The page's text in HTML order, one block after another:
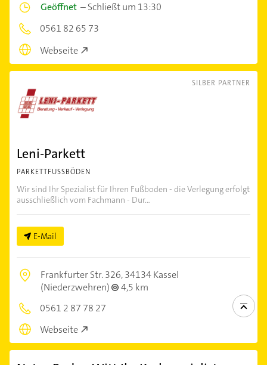
Geöffnet –Schließt um 13:30
0561 82 65 73
Webseite
SILBER PARTNER
Leni-Parkett
PARKETTFUSSBÖDEN
Wir sind Ihr Spezialist für Ihren Fußboden - die Verlegung erfolgt
ausschließlich vom Fachmann - Dur...
E-Mail
Frankfurter Str. 326,34134 Kassel
(Niederzwehren)
4,5 km
0561 2 87 78 27
Webseite